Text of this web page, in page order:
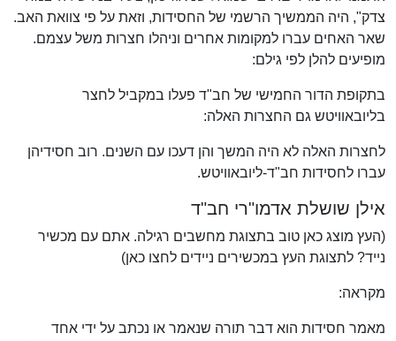
צדק", היה הממשיך הרשמי של החסידות, וזאת על פי צוואת האב.
שאר האחים עברו למקומות אחרים וניהלו חצרות משל עצמם.
מופיעים להלן לפי גילם:
בתקופת הדור החמישי של חב"ד פעלו במקביל לחצר
בליובאוויטש גם החצרות האלה:
לחצרות האלה לא היה המשך והן דעכו עם השנים. רוב חסידיהן
עברו לחסידות חב"ד-ליובאוויטש.
אילן שושלת אדמו"רי חב"ד
(העץ מוצג כאן טוב בתצוגת מחשבים רגילה. אתם עם מכשיר
נייד? לתצוגת העץ במכשירים ניידים לחצו כאן)
מקראה:
מאמר חסידות הוא דבר תורה שנאמר או נכתב על ידי אחד